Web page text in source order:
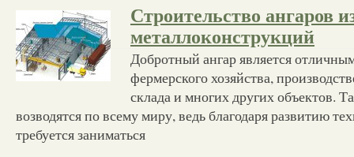
Строительство ангаров
металлоконструкций
Добротный ангар является
фермерского хозяйства,
склада и многих других объектов.
возводятся по всему миру, ведь благодаря развитию
требуется заниматься